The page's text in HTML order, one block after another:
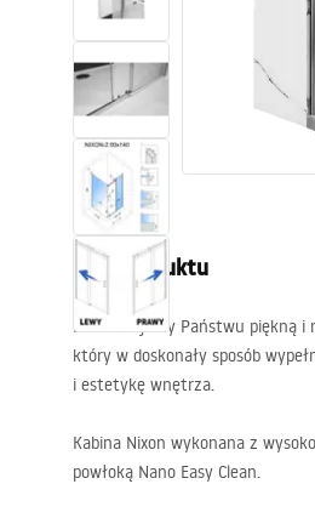
Baterie
Natryski
Kuchnia
Akcesoria i meble
Opis produktu
Prezentujemy Państwu piękną i
który w doskonały sposób
i estetykę wnętrza.
Kabina Nixon wykonana z
powłoką Nano Easy Clean.